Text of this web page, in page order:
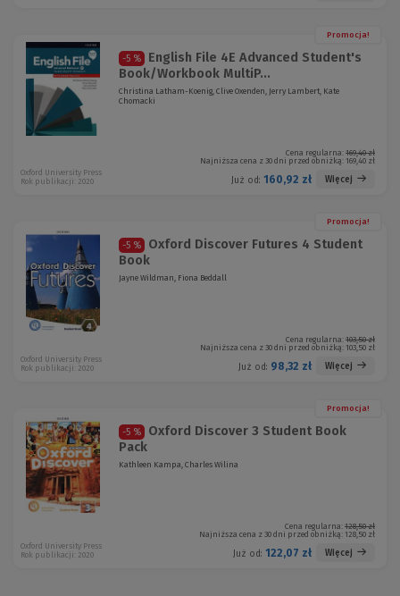
Promocja!
-5 %
English File 4E Advanced Student's
Book/Workbook MultiP...
Christina Latham-Koenig, Clive Oxenden, Jerry Lambert, Kate
Chomacki
Cena regularna: 169,40 zł
Najniższa cena z 30 dni przed obniżką: 169,40 zł
Już od: 160,92 zł Więcej
Oxford University Press
Rok publikacji: 2020
Promocja!
-5 %
Oxford Discover Futures 4 Student
Book
Jayne Wildman, Fiona Beddall
Cena regularna: 103,50 zł
Najniższa cena z 30 dni przed obniżką: 103,50 zł
Już od: 98,32 zł Więcej
Oxford University Press
Rok publikacji: 2020
Promocja!
-5 %
Oxford Discover 3 Student Book
Pack
Kathleen Kampa, Charles Wilina
Cena regularna: 128,50 zł
Najniższa cena z 30 dni przed obniżką: 128,50 zł
Już od: 122,07 zł Więcej
Oxford University Press
Rok publikacji: 2020